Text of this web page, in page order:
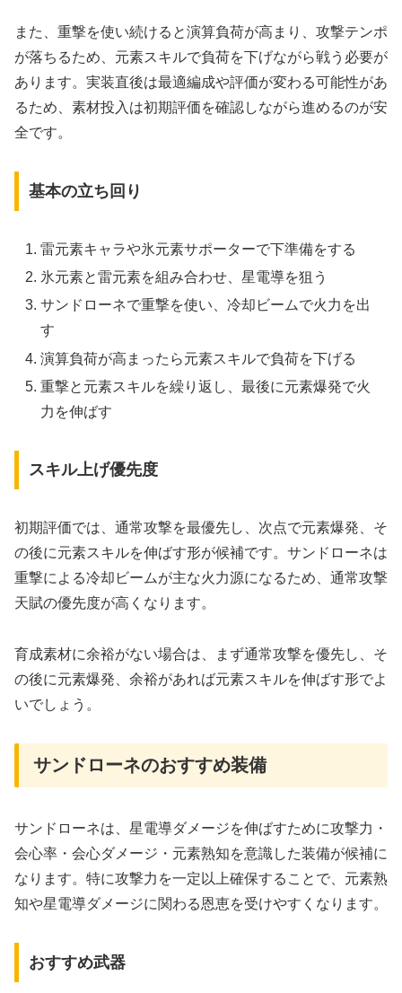
また、重撃を使い続けると演算負荷が高まり、攻撃テンポ
が落ちるため、元素スキルで負荷を下げながら戦う必要が
あります。実装直後は最適編成や評価が変わる可能性があ
るため、素材投入は初期評価を確認しながら進めるのが安
全です。
基本の立ち回り
雷元素キャラや氷元素サポーターで下準備をする
氷元素と雷元素を組み合わせ、星電導を狙う
サンドローネで重撃を使い、冷却ビームで火力を出
す
演算負荷が高まったら元素スキルで負荷を下げる
重撃と元素スキルを繰り返し、最後に元素爆発で火
力を伸ばす
スキル上げ優先度
初期評価では、通常攻撃を最優先し、次点で元素爆発、そ
の後に元素スキルを伸ばす形が候補です。サンドローネは
重撃による冷却ビームが主な火力源になるため、通常攻撃
天賦の優先度が高くなります。
育成素材に余裕がない場合は、まず通常攻撃を優先し、そ
の後に元素爆発、余裕があれば元素スキルを伸ばす形でよ
いでしょう。
サンドローネのおすすめ装備
サンドローネは、星電導ダメージを伸ばすために攻撃力・
会心率・会心ダメージ・元素熟知を意識した装備が候補に
なります。特に攻撃力を一定以上確保することで、元素熟
知や星電導ダメージに関わる恩恵を受けやすくなります。
おすすめ武器